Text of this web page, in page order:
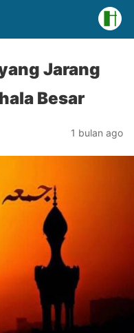
Jarang
Besar
1 bulan ago